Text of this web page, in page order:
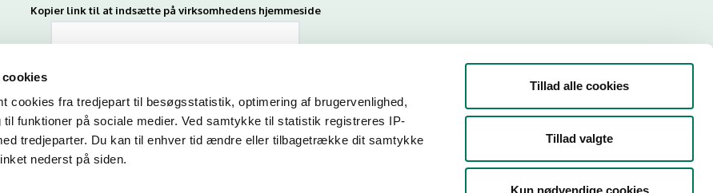
cookies
cookies fra tredjepart til besøgsstatistik, optimering af brugervenlighed,
funktioner på sociale medier. Ved samtykke til statistik registreres IP-
tredjeparter. Du kan til enhver tid ændre eller tilbagetrække dit samtykke
nederst på siden.
Tillad alle cookies
Tillad valgte
Kun nødvendige cookies
Kopier link til at indsætte på virksomhedens hjemmeside
du indtaste din mail og abonnere på denne virksomheds kontrolrapporter. Så
mail, når der kommer en ny kontrolrapport.